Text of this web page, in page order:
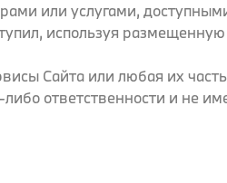
или услугами,
используя
Сайта или любая их
ответственности и не